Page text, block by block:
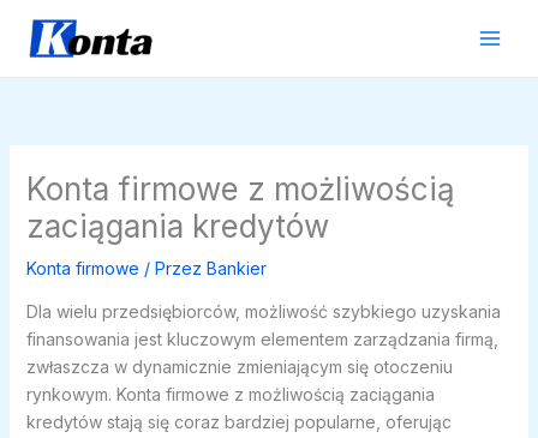
Konta firmowe z możliwością
zaciągania kredytów
Konta firmowe / Przez Bankier
Dla wielu przedsiębiorców, możliwość szybkiego uzyskania
finansowania jest kluczowym elementem zarządzania firmą,
zwłaszcza w dynamicznie zmieniającym się otoczeniu
rynkowym. Konta firmowe z możliwością zaciągania
kredytów stają się coraz bardziej popularne, oferując